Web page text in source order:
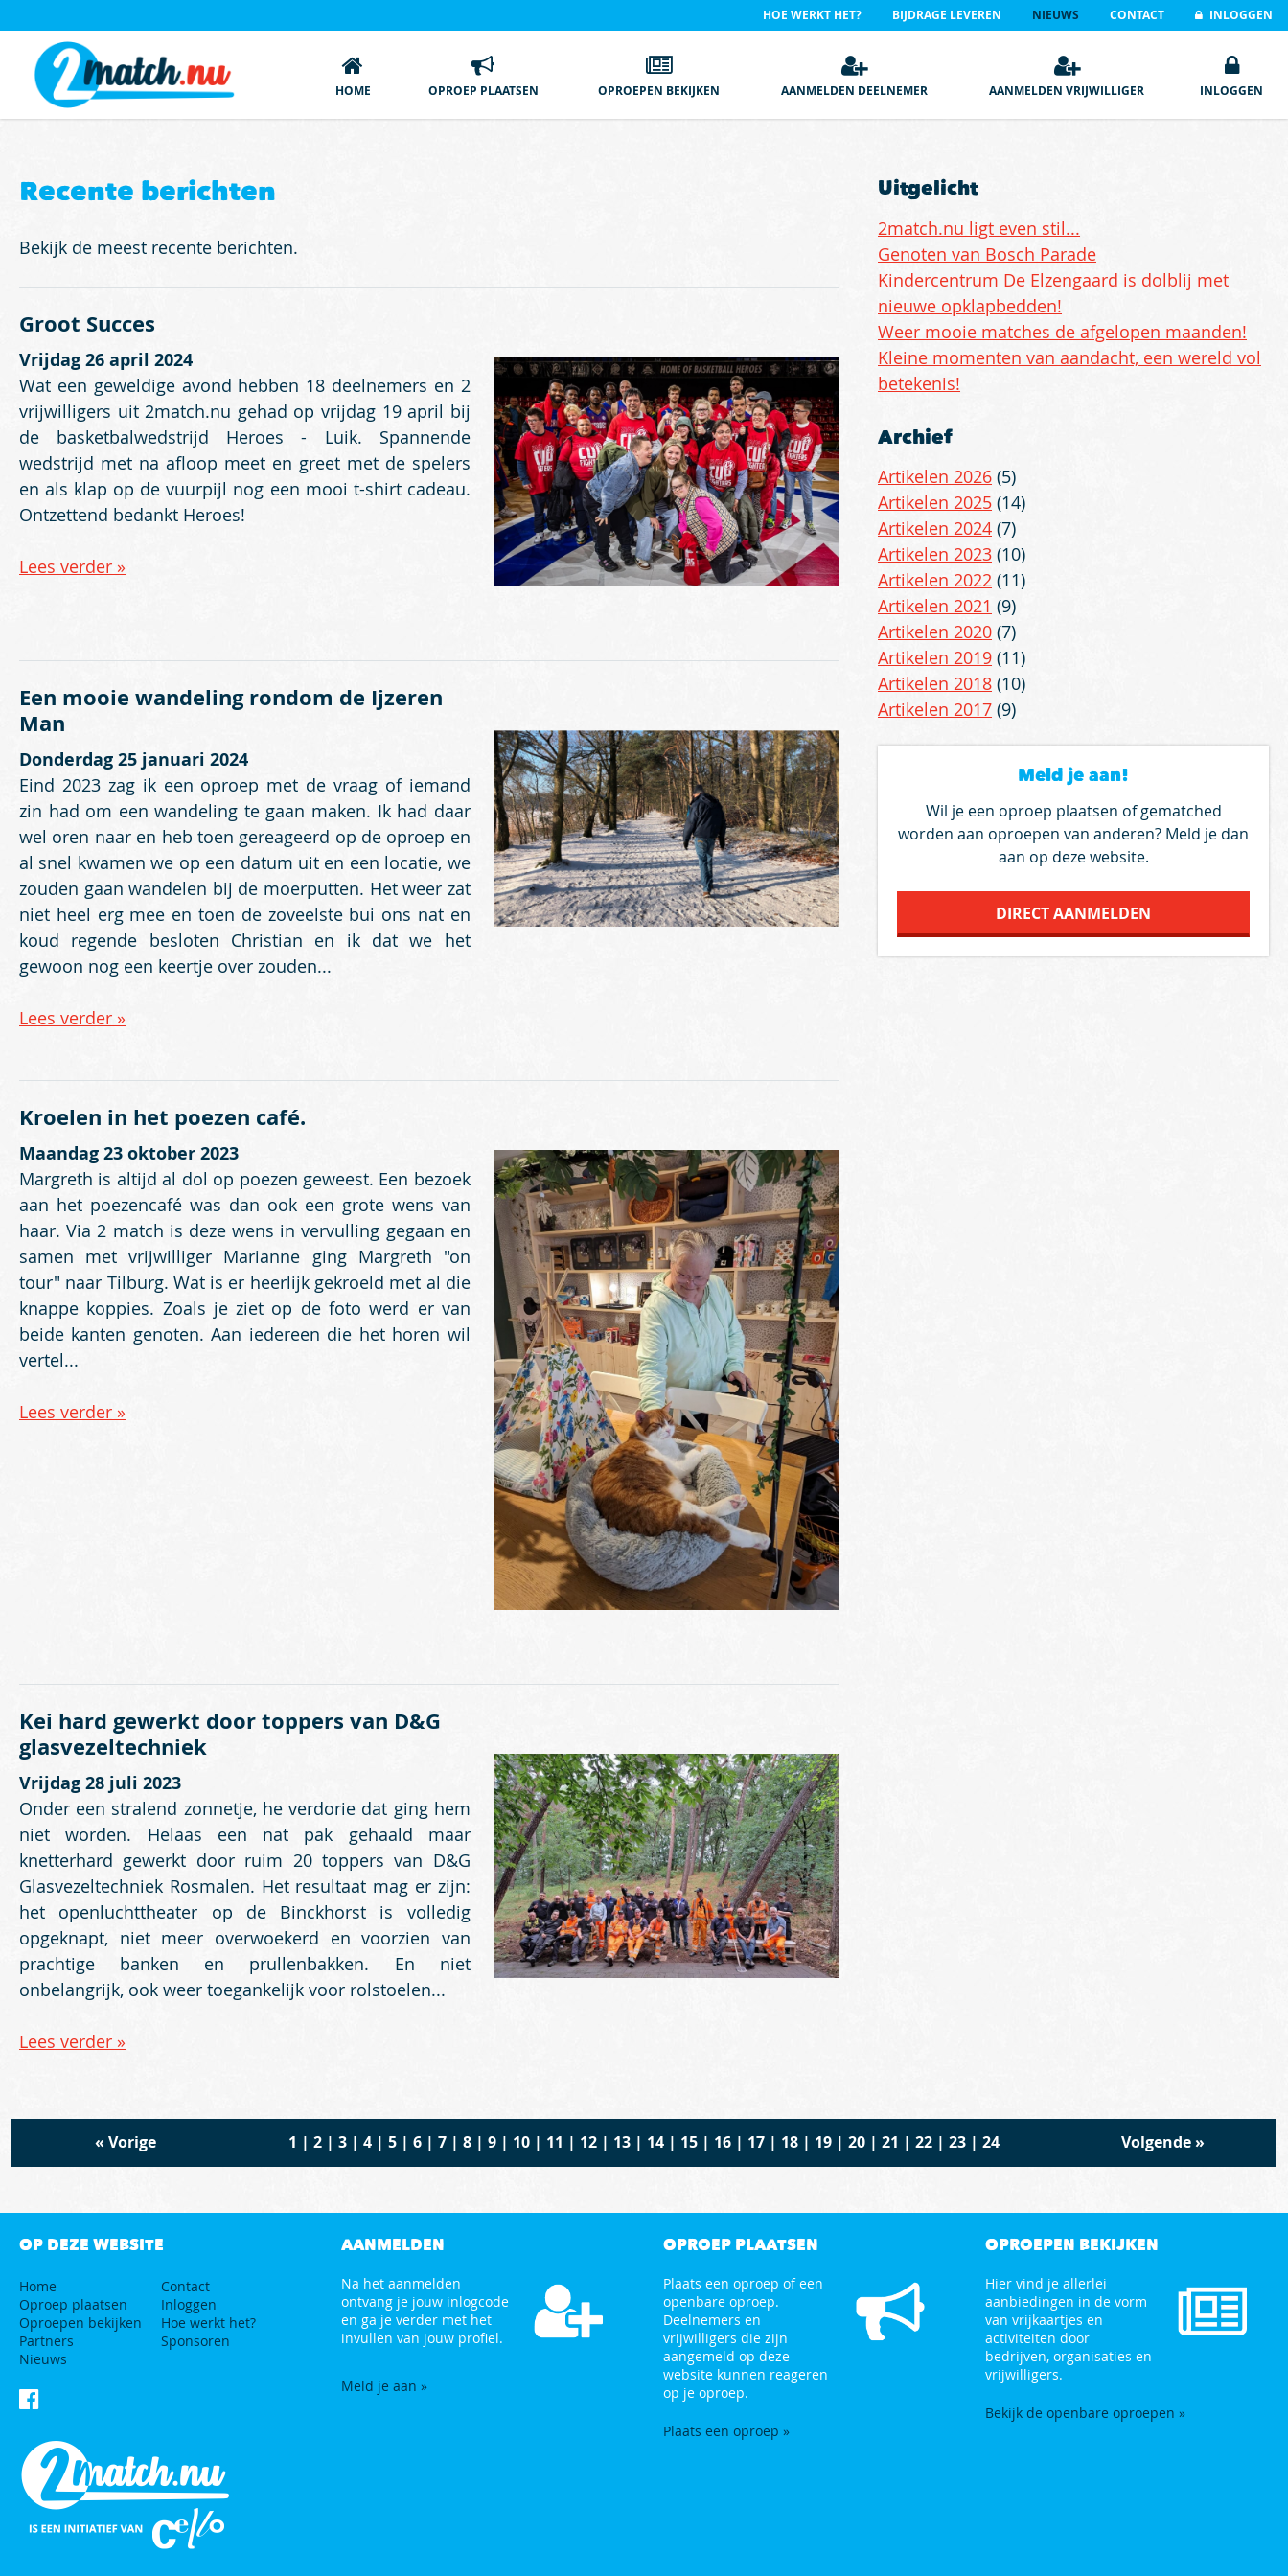
INLOGGEN
CONTACT
NIEUWS
BIJDRAGE LEVEREN
HOE WERKT HET?
HOME OPROEP PLAATSEN OPROEPEN BEKIJKEN AANMELDEN DEELNEMER AANMELDEN VRIJWILLIGER INLOGGEN
Recente berichten
Bekijk de meest recente berichten.
Groot Succes
Vrijdag 26 april 2024
Wat een geweldige avond hebben 18 deelnemers en 2
vrijwilligers uit 2match.nu gehad op vrijdag 19 april bij
de basketbalwedstrijd Heroes - Luik. Spannende
wedstrijd met na afloop meet en greet met de spelers
en als klap op de vuurpijl nog een mooi t-shirt cadeau.
Ontzettend bedankt Heroes!
Lees verder »
Een mooie wandeling rondom de Ijzeren
Man
Donderdag 25 januari 2024
Eind 2023 zag ik een oproep met de vraag of iemand
zin had om een wandeling te gaan maken. Ik had daar
wel oren naar en heb toen gereageerd op de oproep en
al snel kwamen we op een datum uit en een locatie, we
zouden gaan wandelen bij de moerputten. Het weer zat
niet heel erg mee en toen de zoveelste bui ons nat en
koud regende besloten Christian en ik dat we het
gewoon nog een keertje over zouden...
Lees verder »
Kroelen in het poezen café.
Maandag 23 oktober 2023
Margreth is altijd al dol op poezen geweest. Een bezoek
aan het poezencafé was dan ook een grote wens van
haar. Via 2 match is deze wens in vervulling gegaan en
samen met vrijwilliger Marianne ging Margreth "on
tour" naar Tilburg. Wat is er heerlijk gekroeld met al die
knappe koppies. Zoals je ziet op de foto werd er van
beide kanten genoten. Aan iedereen die het horen wil
vertel...
Lees verder »
Kei hard gewerkt door toppers van D&G
glasvezeltechniek
Vrijdag 28 juli 2023
Onder een stralend zonnetje, he verdorie dat ging hem
niet worden. Helaas een nat pak gehaald maar
knetterhard gewerkt door ruim 20 toppers van D&G
Glasvezeltechniek Rosmalen. Het resultaat mag er zijn:
het openluchttheater op de Binckhorst is volledig
opgeknapt, niet meer overwoekerd en voorzien van
prachtige banken en prullenbakken. En niet
onbelangrijk, ook weer toegankelijk voor rolstoelen...
Lees verder »
Uitgelicht
2match.nu ligt even stil...
Genoten van Bosch Parade
Kindercentrum De Elzengaard is dolblij met
nieuwe opklapbedden!
Weer mooie matches de afgelopen maanden!
Kleine momenten van aandacht, een wereld vol
betekenis!
Archief
Artikelen 2026 (5)
Artikelen 2025 (14)
Artikelen 2024 (7)
Artikelen 2023 (10)
Artikelen 2022 (11)
Artikelen 2021 (9)
Artikelen 2020 (7)
Artikelen 2019 (11)
Artikelen 2018 (10)
Artikelen 2017 (9)
Meld je aan!
Wil je een oproep plaatsen of gematched
worden aan oproepen van anderen? Meld je dan
aan op deze website.
DIRECT AANMELDEN
« Vorige 1 | 2| 3| 4| 5| 6| 7| 8| 9| 10| 11 | 12| 13| 14| 15| 16| 17| 18| 19| 20| 21 | 22| 23| 24 Volgende»
OP DEZE WEBSITE
Home
Contact
Oproep plaatsen
Inloggen
Oproepen bekijken
Hoe werkt het?
Partners
Sponsoren
Nieuws
AANMELDEN
Na het aanmelden
ontvang je jouw inlogcode
en ga je verder met het
invullen van jouw profiel.
Meld je aan »
OPROEP PLAATSEN
Plaats een oproep of een
openbare oproep.
Deelnemers en
vrijwilligers die zijn
aangemeld op deze
website kunnen reageren
op je oproep.
Plaats een oproep »
OPROEPEN BEKIJKEN
Hier vind je allerlei
aanbiedingen in de vorm
van vrijkaartjes en
activiteiten door
bedrijven, organisaties en
vrijwilligers.
Bekijk de openbare oproepen »